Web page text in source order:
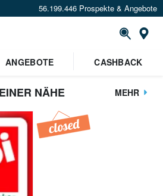
56.199.446 Prospekte & Angebote
ANGEBOTE CASHBACK
NÄHE MEHR